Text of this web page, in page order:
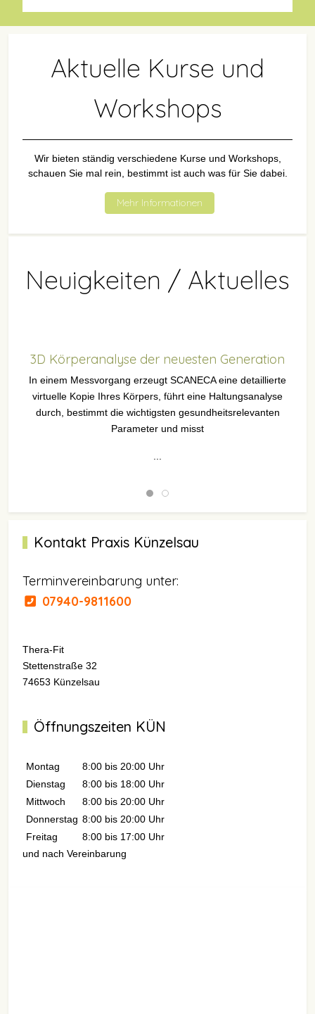
Aktuelle Kurse und
Workshops
Wir bieten ständig verschiedene Kurse und Workshops,
schauen Sie mal rein, bestimmt ist auch was für Sie dabei.
Mehr Informationen
Neuigkeiten / Aktuelles
3D Körperanalyse der neuesten Generation
In einem Messvorgang erzeugt SCANECA eine detaillierte
virtuelle Kopie Ihres Körpers, führt eine Haltungsanalyse
durch, bestimmt die wichtigsten gesundheitsrelevanten
Parameter und misst
Kontakt Praxis Künzelsau
Terminvereinbarung unter:
07940-9811600
Thera-Fit
Stettenstraße 32
74653 Künzelsau
Öffnungszeiten KÜN
Montag
8:00 bis 20:00 Uhr
Dienstag
8:00 bis 18:00 Uhr
Mittwoch
8:00 bis 20:00 Uhr
Donnerstag 8:00 bis 20:00 Uhr
Freitag
8:00 bis 17:00 Uhr
und nach Vereinbarung